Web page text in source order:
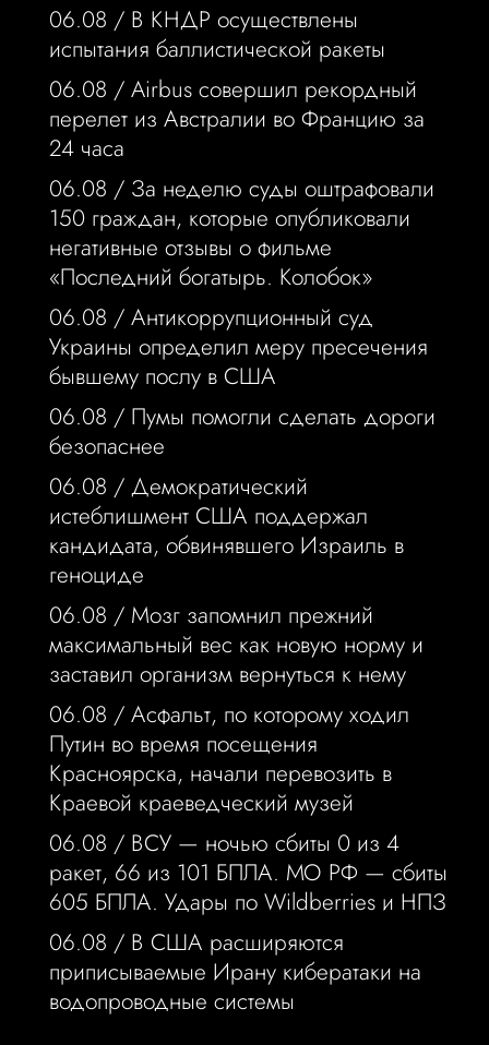
06.08 / В КНДР осуществлены
испытания баллистической ракеты
06.08 / Airbus совершил рекордный
перелет из Австралии во Францию за
24 часа
06.08 / За неделю суды оштрафовали
150 граждан, которые опубликовали
негативные отзывы о фильме
«Последний богатырь. Колобок»
06.08 / Антикоррупционный суд
Украины определил меру пресечения
бывшему послу в США
06.08 / Пумы помогли сделать дороги
безопаснее
06.08 / Демократический
истеблишмент США поддержал
кандидата, обвинявшего Израиль в
геноциде
06.08 / Мозг запомнил прежний
максимальный вес как новую норму и
заставил организм вернуться к нему
06.08 / Асфальт, по которому ходил
Путин во время посещения
Красноярска, начали перевозить в
Краевой краеведческий музей
06.08 / ВСУ — ночью сбиты 0 из 4
ракет, 66 из 101 БПЛА. МО РФ — сбиты
605 БПЛА. Удары по Wildberries и НПЗ
06.08 / В США расширяются
приписываемые Ирану кибератаки на
водопроводные системы